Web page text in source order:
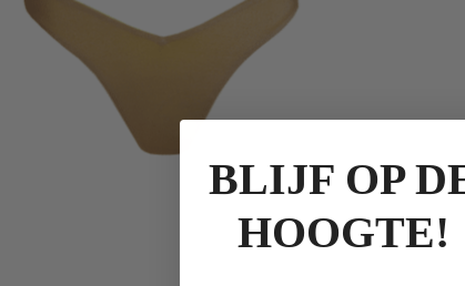
BLIJF OP
HOOGTE!